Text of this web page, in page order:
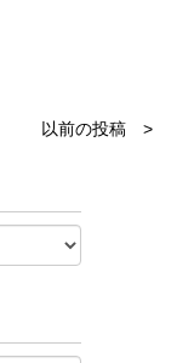
以前の投稿 >